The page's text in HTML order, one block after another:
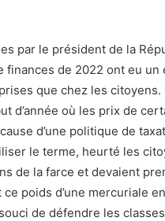
par le président de la
finances de 2022 ont eu un
que chez les citoyens.
d’année où les prix de
d’une politique de
le terme, heurté les
de la farce et devaient
poids d’une mercuriale
de défendre les